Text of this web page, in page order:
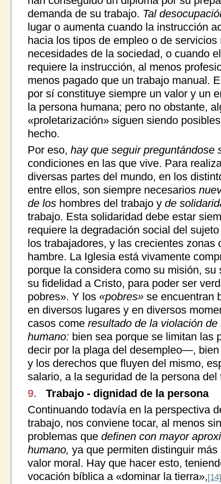
demanda de su trabajo. Tal
lugar o aumenta cuando la instrucción
hacia los tipos de empleo o de
necesidades de la sociedad, o cuando
requiere la instrucción, al menos
menos pagado que un trabajo manual.
por sí constituye siempre un valor y un
la persona humana; pero no obstante,
«proletarización» siguen siendo
hecho.
Por eso, hay que seguir preguntándose
condiciones en las que vive. Para
diversas partes del mundo, en los
entre ellos, son siempre necesarios
de loshombres del trabajo y de
trabajo. Esta solidaridad debe estar
requiere la degradación social del
los trabajadores, y las crecientes zonas
hambre. La Iglesia está vivamente
porque la considera como su misión,
su fidelidad a Cristo, para poder ser
pobres». Y los «pobres»se encuentran
en diversos lugares y en diversos
casos come resultado de la violación
humano:bien sea porque se limitan las
decir por la plaga del desempleo—,
y los derechos que fluyen del mismo,
salario, a la seguridad de la persona
9.
Trabajo - dignidad de la persona
Continuando todavía en la perspectiva
trabajo, nos conviene tocar, al menos
problemas que definen con mayor
humano, ya que permiten distinguir
valor moral. Hay que hacer esto,
vocación bíblica a «dominar la tierra»,[14]